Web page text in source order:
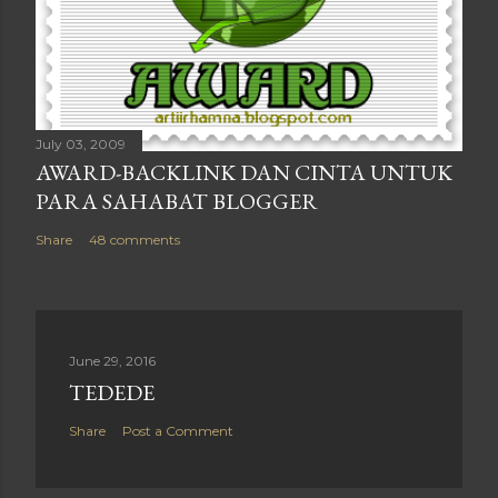
July 03, 2009
AWARD-BACKLINK DAN CINTA UNTUK
PARA SAHABAT BLOGGER
Share 48 comments
June 29, 2016
TEDEDE
Share Post a Comment